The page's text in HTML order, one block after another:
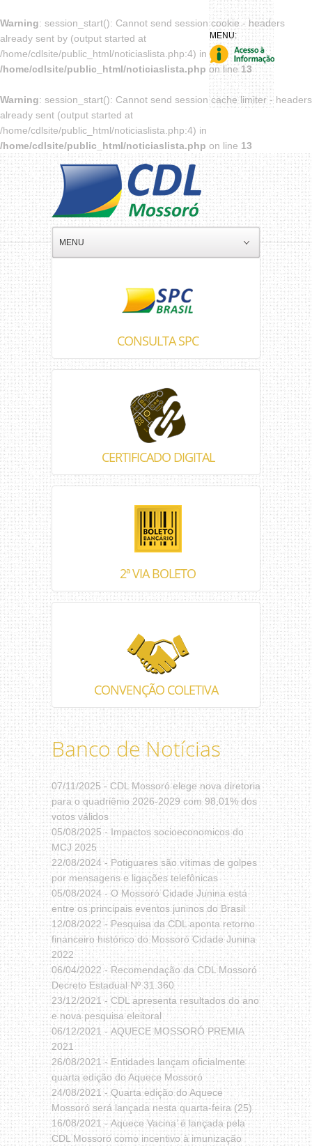
Warning: session_start(): Cannot send session cookie - headers
already sent by (output started at
/home/cdlsite/public_html/noticiaslista.php:4) in
/home/cdlsite/public_html/noticiaslista.php on line13
Warning: session_start(): Cannot send session cache limiter - headers
already sent (output started at
/home/cdlsite/public_html/noticiaslista.php:4) in
/home/cdlsite/public_html/noticiaslista.php on line 13
MENU
CONSULTA SPC
CERTIFICADO DIGITAL
2ª VIA BOLETO
CONVENÇÃO COLETIVA
Banco de Notícias
07/11/2025 -CDL Mossoró elege nova diretoria
para o quadriênio 2026-2029 com 98,01% dos
votos válidos
05/08/2025 -Impactos socioeconomicos do
MCJ 2025
22/08/2024 -Potiguares são vítimas de golpes
por mensagens e ligações telefônicas
05/08/2024 -O Mossoró Cidade Junina está
entre os principais eventos juninos do Brasil
12/08/2022 -Pesquisa da CDL aponta retorno
financeiro histórico do Mossoró Cidade Junina
2022
06/04/2022 -Recomendação da CDL Mossoró
Decreto Estadual Nº 31.360
23/12/2021 -CDL apresenta resultados do ano
e nova pesquisa eleitoral
06/12/2021 -AQUECE MOSSORÓ PREMIA
2021
26/08/2021 -Entidades lançam oficialmente
quarta edição do Aquece Mossoró
24/08/2021 -Quarta edição do Aquece
Mossoró será lançada nesta quarta-feira (25)
16/08/2021 -Aquece Vacina’ é lançada pela
CDL Mossoró como incentivo à imunização